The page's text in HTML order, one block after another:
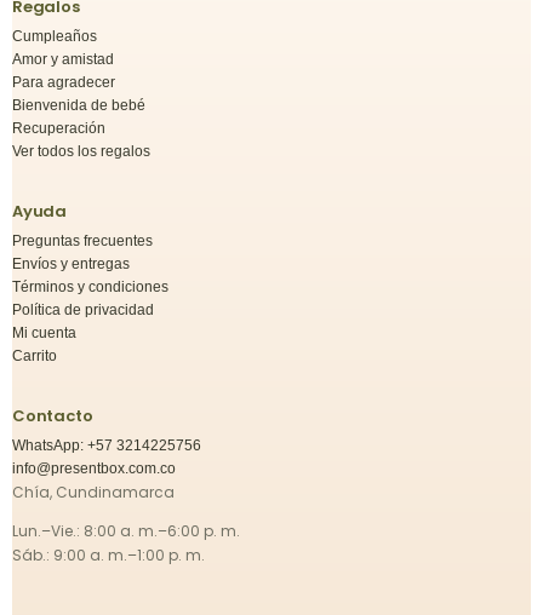
Regalos
Cumpleaños
Amor y amistad
Para agradecer
Bienvenida de bebé
Recuperación
Ver todos los regalos
Ayuda
Preguntas frecuentes
Envíos y entregas
Términos y condiciones
Política de privacidad
Mi cuenta
Carrito
Contacto
WhatsApp: +57 3214225756
info@presentbox.com.co
Chía, Cundinamarca
Lun.–Vie.: 8:00 a. m.–6:00 p. m.
Sáb.: 9:00 a. m.–1:00 p. m.